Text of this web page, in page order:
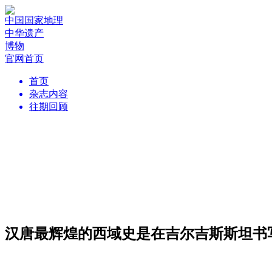
中国国家地理
中华遗产
博物
官网首页
首页
杂志内容
往期回顾
汉唐最辉煌的西域史是在吉尔吉斯斯坦书